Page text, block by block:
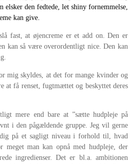
elsker den fedtede, let shiny fornemmelse,
kan give.
fast, at øjencreme er et add on. Den er
kan så være overordentligt nice. Den kan
mig skyldes, at det for mange kvinder og
at få renset, fugtmættet og beskyttet deres
mere end bare at ”sætte hudpleje på
i den pågældende gruppe. Jeg vil gerne
på et sagligt niveau i forhold til, hvad
meget man kan opnå med hudpleje, der
ingredienser. Det er bl.a. ambitionen